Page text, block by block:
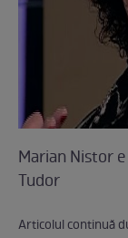
Marian Nistor
Tudor
Articolul continuă